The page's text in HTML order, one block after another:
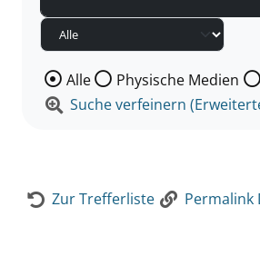
Wählen Sie die Medienart
Alle Physische Medien
Suche verfeinern
Zur Trefferliste Permalink